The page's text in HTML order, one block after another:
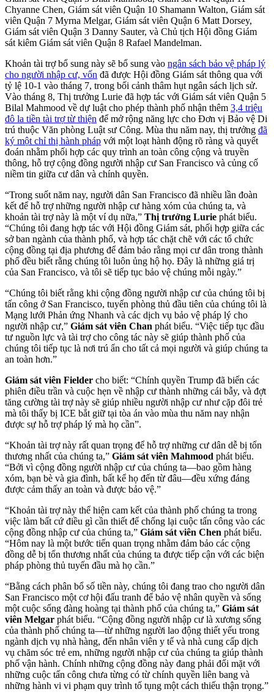
Chyanne Chen, Giám sát viên Quận 10 Shamann Walton, Giám sát
viên Quận 7 Myrna Melgar, Giám sát viên Quận 6 Matt Dorsey,
Giám sát viên Quận 3 Danny Sauter, và Chủ tịch Hội đồng Giám
sát kiêm Giám sát viên Quận 8 Rafael Mandelman.
Khoản tài trợ bổ sung này sẽ bổ sung vào ngân sách bảo vệ pháp lý
cho người nhập cư, vốn đã được Hội đồng Giám sát thông qua với
tỷ lệ 10-1 vào tháng 7, trong bối cảnh thâm hụt ngân sách lịch sử.
Vào tháng 8, Thị trưởng Lurie đã hợp tác với Giám sát viên Quận 5
Bilal Mahmood về dự luật cho phép thành phố nhận thêm 3,4 triệu
đô la tiền tài trợ từ thiện để mở rộng năng lực cho Đơn vị Bảo vệ Di
trú thuộc Văn phòng Luật sư Công. Mùa thu năm nay, thị trưởng đã
ký một chỉ thị hành pháp với một loạt hành động rõ ràng và quyết
đoán nhằm phối hợp các quy trình an toàn công cộng và truyền
thông, hỗ trợ cộng đồng người nhập cư San Francisco và củng cố
niềm tin giữa cư dân và chính quyền.
“Trong suốt năm nay, người dân San Francisco đã nhiều lần đoàn
kết để hỗ trợ những người nhập cư hàng xóm của chúng ta, và
khoản tài trợ này là một ví dụ nữa,” Thị trưởng Lurie phát biểu.
“Chúng tôi đang hợp tác với Hội đồng Giám sát, phối hợp giữa các
sở ban ngành của thành phố, và hợp tác chặt chẽ với các tổ chức
cộng đồng tại địa phương để đảm bảo rằng mọi cư dân trong thành
phố đều biết rằng chúng tôi luôn ủng hộ họ. Đây là những giá trị
của San Francisco, và tôi sẽ tiếp tục bảo vệ chúng mỗi ngày.”
“Chúng tôi biết rằng khi cộng đồng người nhập cư của chúng tôi bị
tấn công ở San Francisco, tuyến phòng thủ đầu tiên của chúng tôi là
Mạng lưới Phản ứng Nhanh và các dịch vụ bảo vệ pháp lý cho
người nhập cư,” Giám sát viên Chan phát biểu. “Việc tiếp tục đầu
tư nguồn lực và tài trợ cho công tác này sẽ giúp thành phố của
chúng tôi tiếp tục là nơi trú ẩn cho tất cả mọi người và giúp chúng ta
an toàn hơn.”
Giám sát viên Fielder cho biết: “Chính quyền Trump đã biến các
phiên điều trần và cuộc hẹn về nhập cư thành những cái bẫy, và đợt
tăng cường tài trợ này sẽ giúp nhiều người nhập cư như cặp đôi trẻ
mà tôi thấy bị ICE bắt giữ tại tòa án vào mùa thu năm nay nhận
được sự hỗ trợ pháp lý mà họ cần”.
“Khoản tài trợ này rất quan trọng để hỗ trợ những cư dân dễ bị tổn
thương nhất của chúng ta,” Giám sát viên Mahmood phát biểu.
“Bởi vì cộng đồng người nhập cư của chúng ta—bao gồm hàng
xóm, bạn bè và gia đình, bất kể họ đến từ đâu—đều xứng đáng
được cảm thấy an toàn và được bảo vệ.”
“Khoản tài trợ này thể hiện cam kết của thành phố chúng ta trong
việc làm bất cứ điều gì cần thiết để chống lại cuộc tấn công vào các
cộng đồng nhập cư của chúng ta,” Giám sát viên Chen phát biểu.
“Hôm nay là một bước tiến quan trọng nhằm đảm bảo các cộng
đồng dễ bị tổn thương nhất của chúng ta được tiếp cận với các biện
pháp phòng thủ tuyến đầu mà họ cần.”
“Bằng cách phân bổ số tiền này, chúng tôi đang trao cho người dân
San Francisco một cơ hội đấu tranh để bảo vệ nhân quyền và sống
một cuộc sống đàng hoàng tại thành phố của chúng ta,” Giám sát
viên Melgar phát biểu. “Cộng đồng người nhập cư là xương sống
của thành phố chúng ta—từ những người lao động thiết yếu trong
ngành dịch vụ nhà hàng, đến nhân viên y tế và nhà cung cấp dịch
vụ chăm sóc trẻ em, những người nhập cư của chúng ta giúp thành
phố vận hành. Chính những cộng đồng này đang phải đối mặt với
những cuộc tấn công chưa từng có từ chính quyền liên bang và
những hành vi vi phạm quy trình tố tụng một cách thiếu thận trọng.”